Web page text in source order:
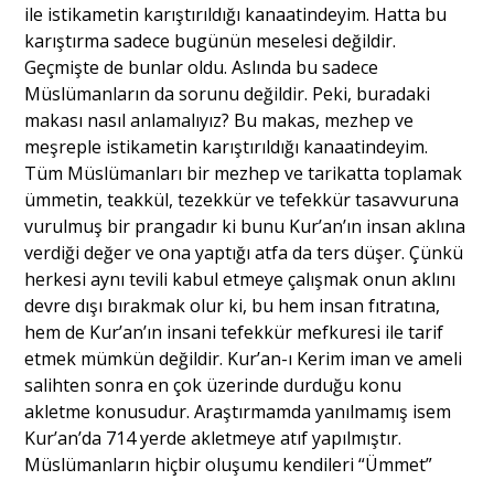
ile istikametin karıştırıldığı kanaatindeyim. Hatta bu
karıştırma sadece bugünün meselesi değildir.
Geçmişte de bunlar oldu. Aslında bu sadece
Müslümanların da sorunu değildir. Peki, buradaki
makası nasıl anlamalıyız? Bu makas, mezhep ve
meşreple istikametin karıştırıldığı kanaatindeyim.
Tüm Müslümanları bir mezhep ve tarikatta toplamak
ümmetin, teakkül, tezekkür ve tefekkür tasavvuruna
vurulmuş bir prangadır ki bunu Kur’an’ın insan aklına
verdiği değer ve ona yaptığı atfa da ters düşer. Çünkü
herkesi aynı tevili kabul etmeye çalışmak onun aklını
devre dışı bırakmak olur ki, bu hem insan fıtratına,
hem de Kur’an’ın insani tefekkür mefkuresi ile tarif
etmek mümkün değildir. Kur’an-ı Kerim iman ve ameli
salihten sonra en çok üzerinde durduğu konu
akletme konusudur. Araştırmamda yanılmamış isem
Kur’an’da 714 yerde akletmeye atıf yapılmıştır.
Müslümanların hiçbir oluşumu kendileri “Ümmet”